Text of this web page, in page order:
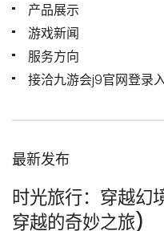
产品展示
游戏新闻
服务方向
接洽九游会j9官网登录
最新发布
时光旅行：穿越幻
穿越的奇妙之旅)